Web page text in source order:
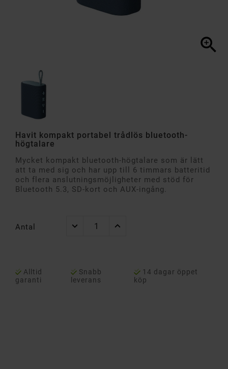

Havit kompakt portabel trådlös bluetooth-
högtalare
Mycket kompakt bluetooth-högtalare som är lätt
att ta med sig och har upp till 6 timmars batteritid
och flera anslutningsmöjligheter med stöd för
Bluetooth 5.3, SD-kort och AUX-ingång.
Antal
Alltid
garanti
Snabb
leverans
14 dagar öppet
köp